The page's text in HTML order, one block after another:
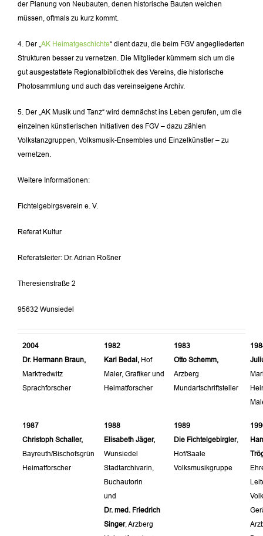
der Planung von Neubauten, denen historische Bauten weichen
müssen, oftmals zu kurz kommt.
4. Der „ AK Heimatgeschichte“ dient dazu, die beim FGV angegliederten
Strukturen besser zu vernetzen. Die Mitglieder kümmern sich um die
gut ausgestattete Regionalbibliothek des Vereins, die historische
Photosammlung und auch das vereinseigene Archiv.
5. Der „AK Musik und Tanz“ wird demnächst ins Leben gerufen, um die
einzelnen künstlerischen Initiativen des FGV – dazu zählen
Volkstanzgruppen, Volksmusik-Ensembles und Einzelkünstler – zu
vernetzen.
Weitere Informationen:
Fichtelgebirgsverein e. V.
Referat Kultur
Referatsleiter: Dr. Adrian Roßner
Theresienstraße 2
95632 Wunsiedel
2004
Dr. Hermann Braun,
Marktredwitz
Sprachforscher
1982
Karl Bedal, Hof
Maler, Grafiker und
Heimatforscher
1983
Otto Schemm,
Arzberg
Mundartschriftsteller
1987
Christoph Schaller,
Bayreuth/Bischofsgrün
Heimatforscher
1988
Elisabeth Jäger,
Wunsiedel
Stadtarchivarin,
Buchautorin
und
Dr. med. Friedrich
Singer, Arzberg
1989
Die Fichtelgebirgler,
Hof/Saale
Volksmusikgruppe